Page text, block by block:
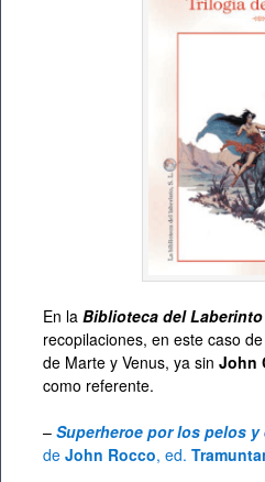
En la Biblioteca del Laberinto
recopilaciones, en este caso
de Marte y Venus, ya sin John
como referente.
– Superheroe por los pelos
de John Rocco, ed.